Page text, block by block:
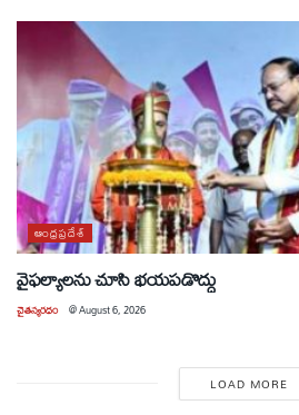
ఆంధ్రప్రదేశ్
వైఫల్యాలను చూసి భయపడొద్దు
చైతన్యరధం @August 6, 2026
LOAD MORE